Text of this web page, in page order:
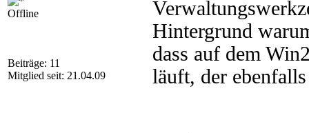
Offline
Beiträge: 11
Mitglied seit: 21.04.09
Hintergrund
dass auf dem
läuft, der